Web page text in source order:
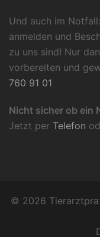
Und auch im
anmelden und
zu uns sind! Nur
vorbereiten und
760 91 01
Nicht sicher ob ein
Jetzt per Telefon
© 2026